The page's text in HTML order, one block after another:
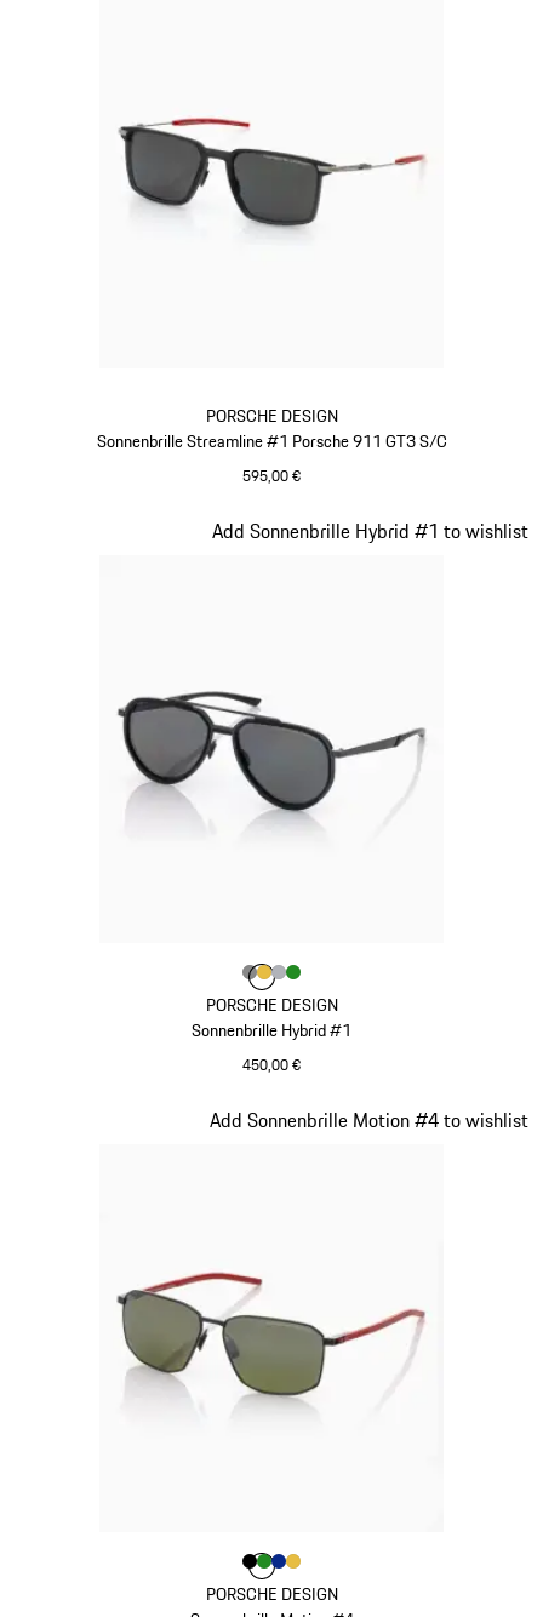
PORSCHE DESIGN
Sonnenbrille Streamline #1 Porsche 911 GT3 S/C
595,00 €
PORSCHE DESIGN
Sonnenbrille Hybrid #1
450,00 €
Add Sonnenbrille Hybrid #1 to wishlist
Farbe
Farbedunkelgrau
Farbe
FarbeFarbe
PORSCHE DESIGN
Add Sonnenbrille Motion #4 to wishlist
Farbe
Farbeschwarz
Farbe
FarbeFarbe